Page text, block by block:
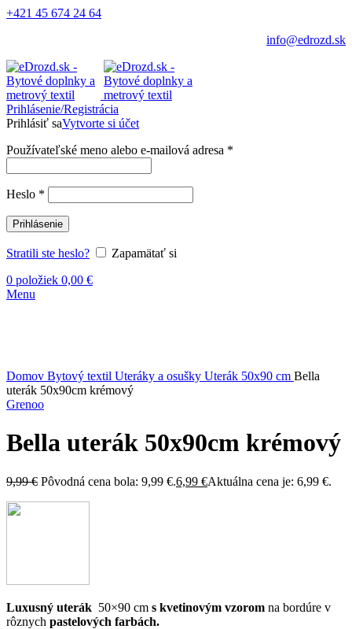
+421 45 674 24 64
info@edrozd.sk
Prihlásenie/Registrácia
Prihlásiť saVytvorte si účet
Používateľské meno alebo e-mailová adresa *
Heslo *
Prihlásenie
Stratili ste heslo?
Zapamätať si
0 položiek 0,00 €
Menu
Domov Bytový textil Uteráky a osušky Uterák 50x90 cm Bella
uterák 50x90cm krémový
Grenoo
Bella uterák 50x90cm krémový
9,99€ Pôvodná cena bola: 9,99 €.6,99 €Aktuálna cena je: 6,99 €.
Luxusný uterák 50×90 cm s kvetinovým vzorom na bordúre v
rôznych pastelových farbách.